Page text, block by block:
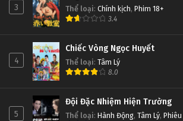
3 Thể loại: Chính kịch, Phim 18+
3.4
4
Chiếc Vòng Ngọc Huyết
Thể loại: Tâm Lý
8.0
5
Đội Đặc Nhiệm Hiện Trường
Thể loại: Hành Động, Tâm Lý, Phiêu